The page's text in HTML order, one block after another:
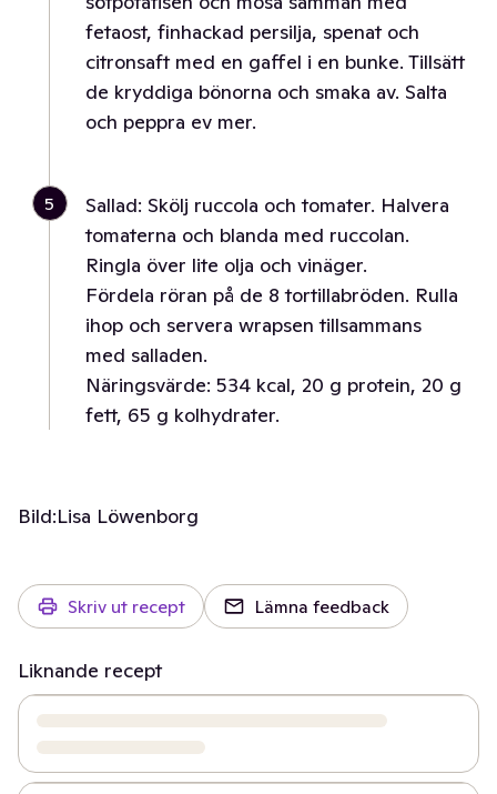
fetaost, finhackad persilja, spenat och
citronsaft med en gaffel i en bunke. Tillsätt
de kryddiga bönorna och smaka av. Salta
och peppra ev mer.
5
Sallad: Skölj ruccola och tomater. Halvera
tomaterna och blanda med ruccolan.
Ringla över lite olja och vinäger.
Fördela röran på de 8 tortillabröden. Rulla
ihop och servera wrapsen tillsammans
med salladen.
Näringsvärde: 534 kcal, 20 g protein, 20 g
fett, 65 g kolhydrater.
Bild:Lisa Löwenborg
Skriv ut recept Lämna feedback
Liknande recept